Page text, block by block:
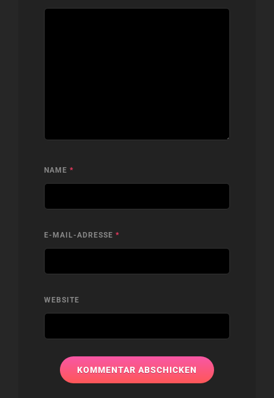
NAME *
E-MAIL-ADRESSE *
WEBSITE